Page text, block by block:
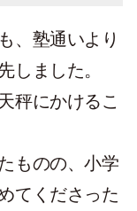
、塾通いより
しました。
秤にかけるこ
ものの、小学
てくださった